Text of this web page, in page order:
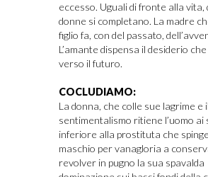
eccesso. Uguali di fronte alla vita,
donne si completano. La madre
figlio fa, con del passato,
L’amante dispensa il desiderio
verso il futuro.
COCLUDIAMO:
La donna, che colle sue lagrime e
sentimentalismo ritiene l’uomo ai
inferiore alla prostituta che
maschio per vanagloria a
revolver in pugno la sua spavalda